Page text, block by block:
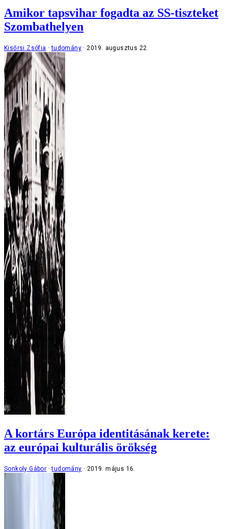
Amikor tapsvihar fogadta az SS-tiszteket
Szombathelyen
Kisőrsi Zsófia tudomány 2019. augusztus 22.
A kortárs Európa identitásának kerete:
az európai kulturális örökség
Sonkoly Gábor tudomány 2019. május 16.